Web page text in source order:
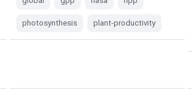
photosynthesis plant-productivity